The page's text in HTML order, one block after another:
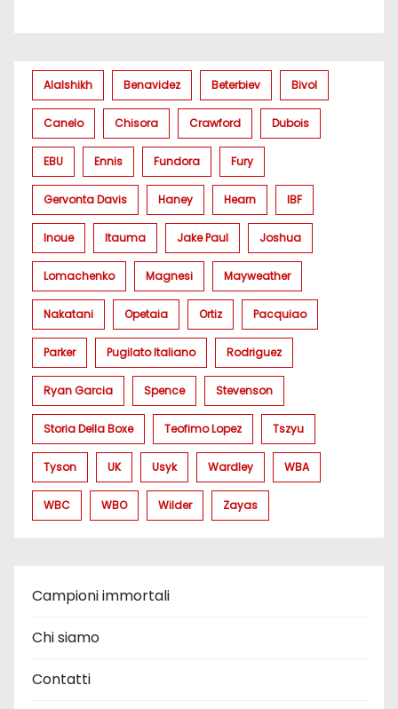
Alalshikh Benavidez Beterbiev Bivol
Canelo Chisora Crawford Dubois
EBU Ennis Fundora Fury
Gervonta Davis Haney Hearn IBF
Inoue Itauma Jake Paul Joshua
Lomachenko Magnesi Mayweather
Nakatani Opetaia Ortiz Pacquiao
Parker Pugilato Italiano Rodriguez
Ryan Garcia Spence Stevenson
Storia Della Boxe Teofimo Lopez Tszyu
Tyson UK Usyk Wardley WBA
WBC WBO Wilder Zayas
Campioni immortali
Chi siamo
Contatti